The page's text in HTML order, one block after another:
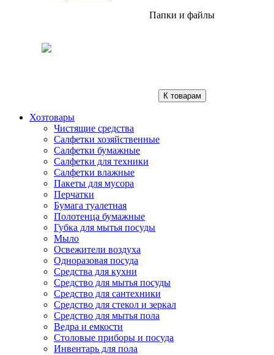
Папки и файлы
К товарам
Хозтовары
Чистящие средства
Салфетки хозяйственные
Салфетки бумажные
Салфетки для техники
Салфетки влажные
Пакеты для мусора
Перчатки
Бумага туалетная
Полотенца бумажные
Губка для мытья посуды
Мыло
Освежители воздуха
Одноразовая посуда
Средства для кухни
Средство для мытья посуды
Средство для сантехники
Средство для стекол и зеркал
Средство для мытья пола
Ведра и емкости
Столовые приборы и посуда
Инвентарь для пола